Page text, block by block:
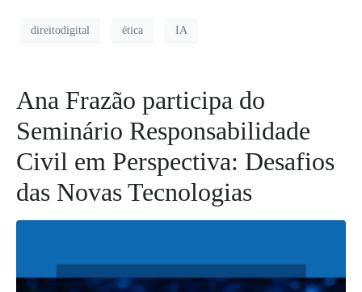
direitodigital ética IA
Ana Frazão participa do
Seminário Responsabilidade
Civil em Perspectiva: Desafios
das Novas Tecnologias